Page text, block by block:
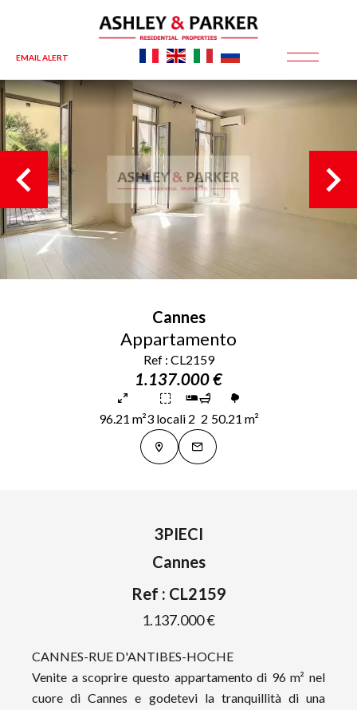
EMAIL ALERT
Cannes
Appartamento
Ref : CL2159
1.137.000 €
96.21 m²3 locali 2 2 50.21 m²
3PIECI
Cannes
Ref : CL2159
1.137.000 €
CANNES-RUE D'ANTIBES-HOCHE
Venite a scoprire questo appartamento di 96 m² nel
cuore di Cannes e godetevi la tranquillità di una